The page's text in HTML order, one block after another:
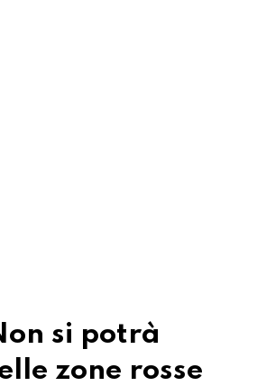
si potrà
zone rosse